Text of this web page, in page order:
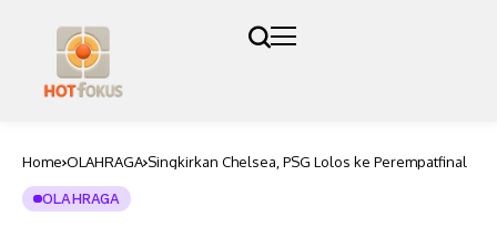
Home OLAHRAGA Singkirkan Chelsea, PSG Lolos ke Perempatfinal
OLAHRAGA